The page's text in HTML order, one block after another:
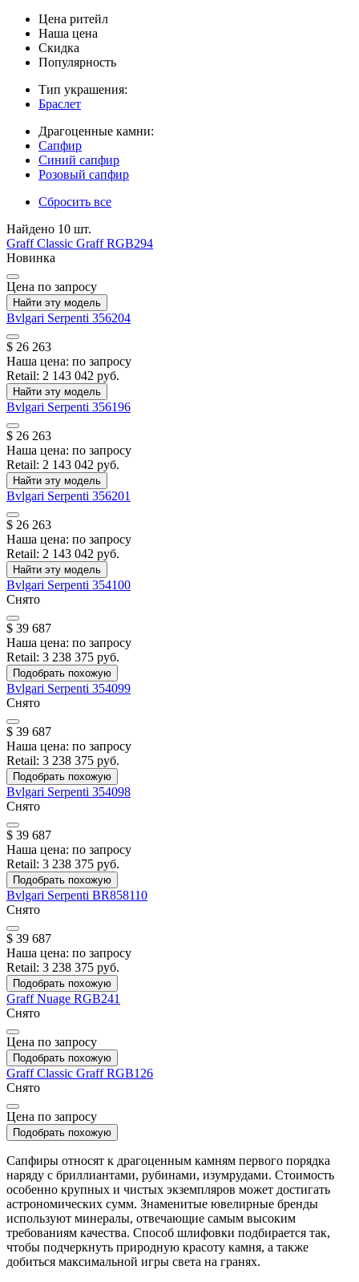
Цена ритейл
Наша цена
Скидка
Популярность
Тип украшения:
Браслет
Драгоценные камни:
Cапфир
Cиний сапфир
Розовый сапфир
Сбросить все
Найдено 10 шт.
GraffClassic GraffRGB294
Новинка
Цена по запросу
Найти эту модель
Bvlgari Serpenti 356204
$ 26 263
Наша цена: по запросу
Retail: 2 143 042 руб.
Найти эту модель
Bvlgari Serpenti 356196
$ 26 263
Наша цена: по запросу
Retail: 2 143 042 руб.
Найти эту модель
Bvlgari Serpenti 356201
$ 26 263
Наша цена: по запросу
Retail: 2 143 042 руб.
Найти эту модель
Bvlgari Serpenti 354100
Снято
$ 39 687
Наша цена: по запросу
Retail: 3 238 375 руб.
Подобрать похожую
Bvlgari Serpenti 354099
Снято
$ 39 687
Наша цена: по запросу
Retail: 3 238 375 руб.
Подобрать похожую
Bvlgari Serpenti 354098
Снято
$ 39 687
Наша цена: по запросу
Retail: 3 238 375 руб.
Подобрать похожую
Bvlgari Serpenti BR858110
Снято
$ 39 687
Наша цена: по запросу
Retail: 3 238 375 руб.
Подобрать похожую
GraffNuage RGB241
Снято
Цена по запросу
Подобрать похожую
GraffClassic GraffRGB126
Снято
Цена по запросу
Подобрать похожую
Сапфиры относят к драгоценным камням первого порядка
наряду с бриллиантами, рубинами, изумрудами. Стоимость
особенно крупных и чистых экземпляров может достигать
астрономических сумм. Знаменитые ювелирные бренды
используют минералы, отвечающие самым высоким
требованиям качества. Способ шлифовки подбирается так,
чтобы подчеркнуть природную красоту камня, а также
добиться максимальной игры света на гранях.